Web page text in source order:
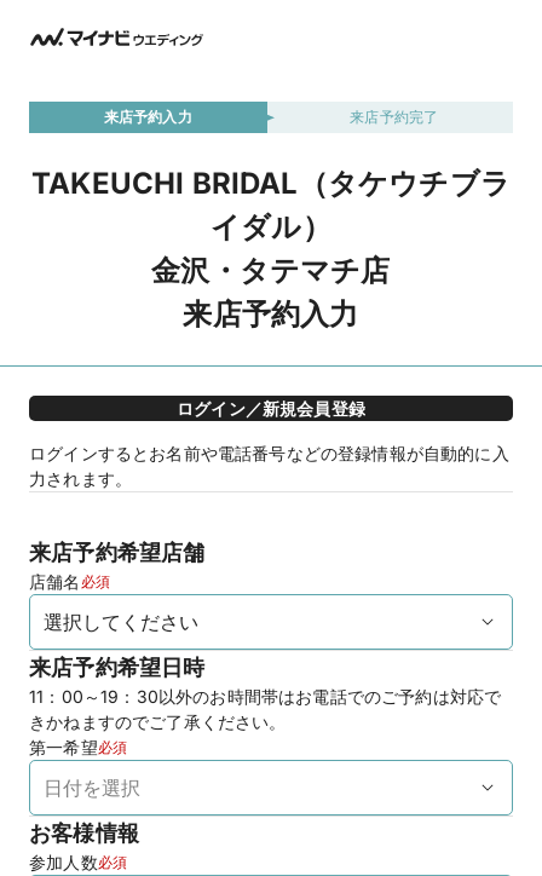
来店予約入力 来店予約完了
TAKEUCHI BRIDAL（タケウチブラ
イダル）
金沢・タテマチ店
来店予約入力
ログイン／新規会員登録
ログインするとお名前や電話番号などの登録情報が自動的に入
力されます。
来店予約希望店舗
店舗名 必須
来店予約希望日時
11：00～19：30以外のお時間帯はお電話でのご予約は対応で
きかねますのでご了承ください。
第一希望必須
お客様情報
参加人数必須